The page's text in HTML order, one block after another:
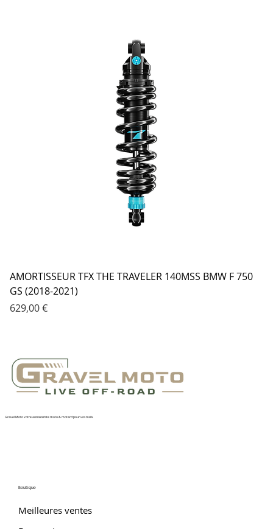
AMORTISSEUR TFX THE TRAVELER 140MSS BMW F 750
GS (2018-2021)
Prix
629,00 €
Gravel Moto votre accessoiriste moto & motard pour vos trails.
Boutique
Meilleures ventes